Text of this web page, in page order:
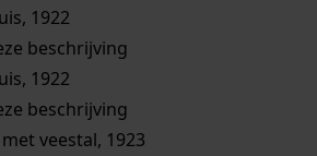
1922
beschrijving
1922
beschrijving
veestal, 1923